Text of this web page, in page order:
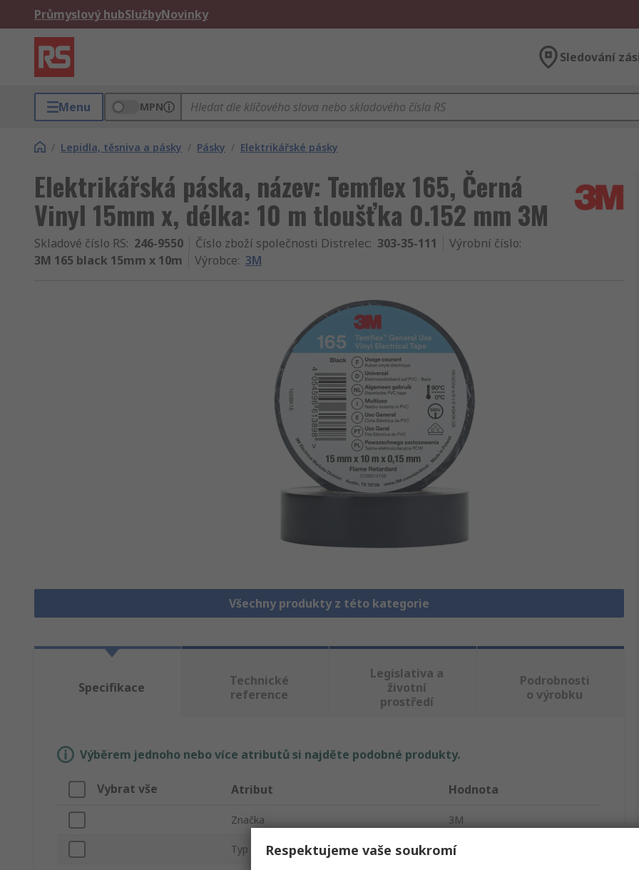
Průmyslový hubSlužbyNovinky
Sledování
Menu MPN
/ Lepidla, těsniva a pásky / Pásky / Elektrikářské pásky
Elektrikářská páska, název: Temflex 165, Černá
Vinyl 15mm x, délka: 10 m tloušťka 0.152 mm 3M
Skladové číslo RS: 246-9550 Číslo zboží společnosti Distrelec: 303-35-111 Výrobní číslo:
3M 165 black 15mm x 10m
Výrobce: 3M
Všechny produkty z této kategorie
Specifikace
Technické
reference
Legislativa a
životní
prostředí
Podrobnosti
o výrobku
Výběrem jednoho nebo více atributů si najděte podobné produkty.
Vybrat vše Atribut Hodnota
Značka 3M
Typ produktu Elektrikářská páska
Respektujeme vaše soukromí